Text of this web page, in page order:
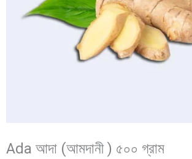
Ada আদা (আমদানী ) ৫০০ গ্রাম